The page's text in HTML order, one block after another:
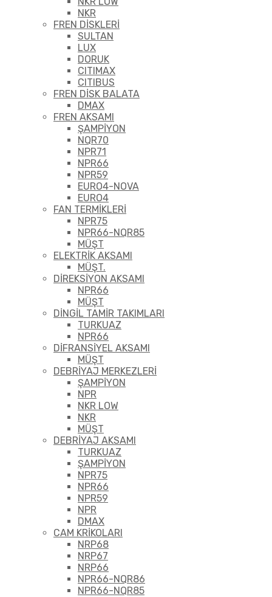
NKR
FREN DİSKLERİ
SULTAN
LUX
DORUK
CITIMAX
CITIBUS
FREN DİSK BALATA
DMAX
FREN AKSAMI
ŞAMPİYON
NQR70
NPR71
NPR66
NPR59
EURO4-NOVA
EURO4
FAN TERMİKLERİ
NPR75
NPR66-NQR85
MÜŞT
ELEKTRİK AKSAMI
MÜŞT.
DİREKSİYON AKSAMI
NPR66
MÜŞT
DİNGİL TAMİR TAKIMLARI
TURKUAZ
NPR66
DİFRANSİYEL AKSAMI
MÜŞT
DEBRİYAJ MERKEZLERİ
ŞAMPİYON
NPR
NKR LOW
NKR
MÜŞT
DEBRİYAJ AKSAMI
TURKUAZ
ŞAMPİYON
NPR75
NPR66
NPR59
NPR
DMAX
CAM KRİKOLARI
NRP68
NRP67
NRP66
NPR66-NQR86
NPR66-NQR85